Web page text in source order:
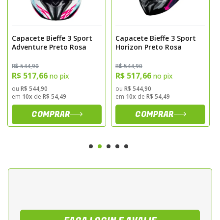
saidas de ar estrategicamente posicionadas
promove fluxo interno eficiente e controle
termico. O fecho micrometrico assegura
ajuste preciso e fixacao segura durante a
pilotagem.
Especificacoes do Produto
Modelo LS2 FF358 Xdron
Tipo integral
Casco em resina termoplastica de alta
Sistema de ventilacao com entradas e
Capacete Bieffe 3 Sport
Adventure Preto Rosa
R$ 544,90
R$ 517,66 no pix
ou R$ 544,90
em 10x de R$ 54,49
COMPRAR
Capacete Bieffe 3 Sport
Horizon Preto Rosa
R$ 544,90
R$ 517,66 no pix
ou R$ 544,90
em 10x de R$ 54,49
COMPRAR